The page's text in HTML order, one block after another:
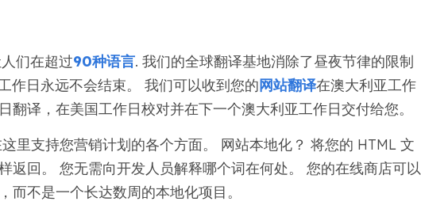
们在超过90种语言. 我们的全球翻译基地消除了昼夜节律的限制
作日永远不会结束。 我们可以收到您的网站翻译在澳大利亚工作
翻译，在美国工作日校对并在下一个澳大利亚工作日交付给您。
里支持您营销计划的各个方面。 网站本地化？ 将您的 HTML 文
返回。 您无需向开发人员解释哪个词在何处。 您的在线商店可以
而不是一个长达数周的本地化项目。